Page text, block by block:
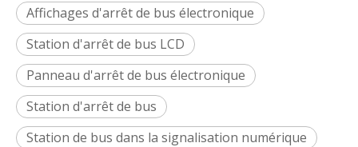
Affichages d'arrêt de bus électronique
Station d'arrêt de bus LCD
Panneau d'arrêt de bus électronique
Station d'arrêt de bus
Station de bus dans la signalisation numérique